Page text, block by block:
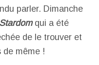
parler. Dimanche
qui a été
de le trouver et
de même !